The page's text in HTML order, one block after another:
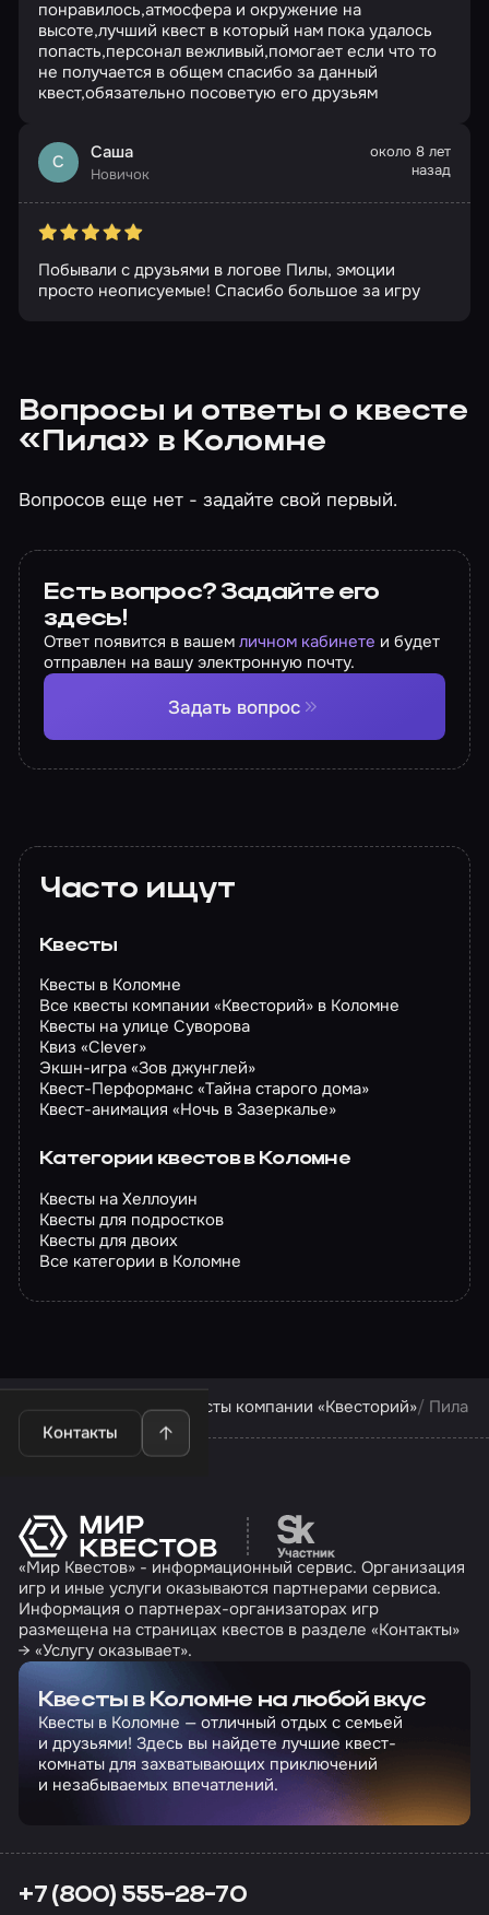
понравилось,атмосфера и окружение на
высоте,лучший квест в который нам пока удалось
попасть,персонал вежливый,помогает если что то
не получается в общем спасибо за данный
квест,обязательно посоветую его друзьям
С Саша
Новичок
около 8 лет
назад
Побывали с друзьями в логове Пилы, эмоции
просто неописуемые! Спасибо большое за игру
Вопросы и ответы о квесте
«Пила» в Коломне
Вопросов еще нет - задайте свой первый.
Есть вопрос? Задайте его
здесь!
Ответ появится в вашемличном кабинете и будет
отправлен на вашу электронную почту.
Задать вопрос
Часто ищут
Квесты
Квесты в Коломне
Все квесты компании «Квесторий» в Коломне
Квесты на улице Суворова
Квиз «Clever»
Экшн-игра «Зов джунглей»
Квест-Перформанс «Тайна старого дома»
Квест-анимация «Ночь в Зазеркалье»
Категории квестов в Коломне
Квесты на Хеллоуин
Квесты для подростков
Квесты для двоих
Все категории в Коломне
Контакты
Квесты в Коломне Квесты компании «Квесторий» Пила
Перейти на сайт
«Мир Квестов» - информационный сервис. Организация
игр и иные услуги оказываются партнерами сервиса.
Информация о партнерах-организаторах игр
размещена на страницах квестов в разделе «Контакты»
→ «Услугу оказывает».
Квесты в Коломне на любой вкус
Квесты в Коломне — отличный отдых с семьей
и друзьями! Здесь вы найдете лучшие квест-
комнаты для захватывающих приключений
и незабываемых впечатлений.
+7 (800) 555-28-70